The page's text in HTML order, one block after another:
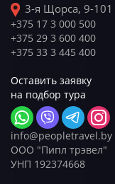
3-я Щорса, 9-101
+375 17 3 000 500
+375 29 3 600 400
+375 33 3 445 400
Оставить заявку
на подбор тура
info@peopletravel.by
ООО "Пипл трэвел"
УНП 192374668